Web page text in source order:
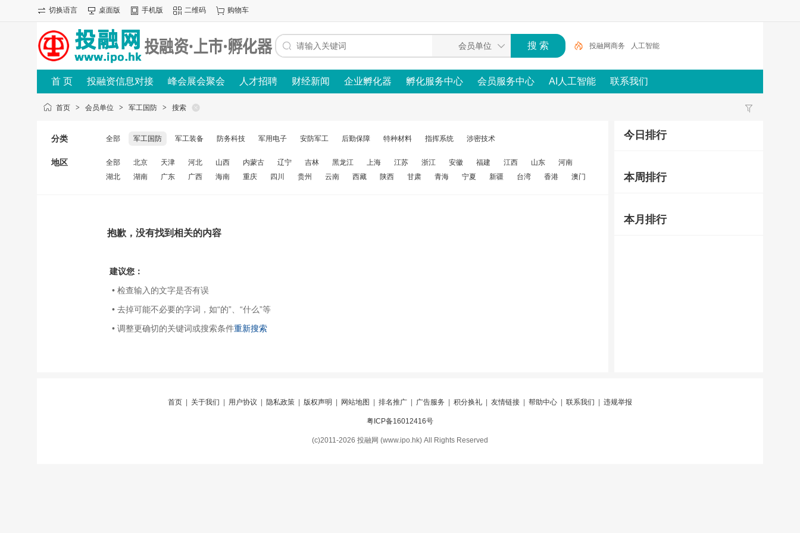
切换语言 桌面版 手机版 二维码 购物车
投融网商务 人工智能
首 页 投融资信息对接 峰会展会聚会 人才招聘 财经新闻 企业孵化器 孵化服务中心 会员服务中心 AI人工智能 联系我们
首页 > 会员单位 > 军工国防 > 搜索
分类 全部 军工国防 军工装备 防务科技 军用电子 安防军工 后勤保障 特种材料 指挥系统 涉密技术
地区 全部 北京 天津 河北 山西 内蒙古 辽宁 吉林 黑龙江 上海 江苏 浙江 安徽 福建 江西 山东
河南
湖北
湖南 广东 广西 海南 重庆 四川 贵州 云南 西藏 陕西 甘肃 青海 宁夏 新疆 台湾 香港 澳门
抱歉，没有找到相关的内容
建议您：
• 检查输入的文字是否有误
• 去掉可能不必要的字词，如“的”、“什么”等
• 调整更确切的关键词或搜索条件重新搜索
今日排行
本周排行
本月排行
首页 关于我们 用户协议 隐私政策 版权声明 网站地图 排名推广 广告服务 积分换礼 友情链接 帮助中心 联系我们 违规举报
粤ICP备16012416号
(c)2011-2026 投融网 (www.ipo.hk) All Rights Reserved